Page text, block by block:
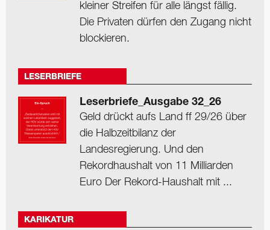
kleiner Streifen für alle längst fällig.
Die Privaten dürfen den Zugang nicht
blockieren.
LESERBRIEFE
Leserbriefe_Ausgabe 32_26
Geld drückt aufs Land ff 29/26 über
die Halbzeitbilanz der
Landesregierung. Und den
Rekordhaushalt von 11 Milliarden
Euro Der Rekord-Haushalt mit ...
KARIKATUR